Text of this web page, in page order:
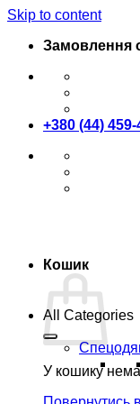
Skip to content
Замовлення
+380 (44) 459-
Кошик
У кошику
All Categories